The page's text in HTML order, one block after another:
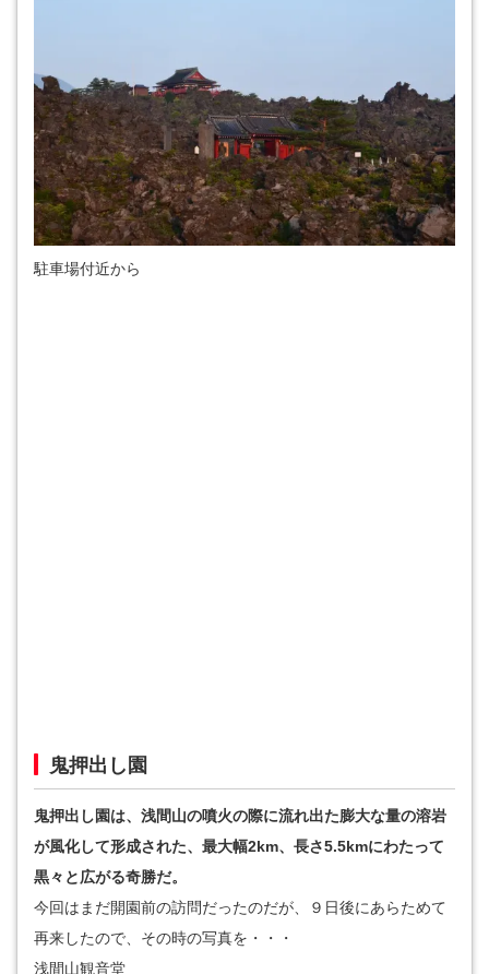
駐車場付近から
鬼押出し園
鬼押出し園は、浅間山の噴火の際に流れ出た膨大な量の溶岩
が風化して形成された、最大幅2km、長さ5.5kmにわたって
黒々と広がる奇勝だ。
今回はまだ開園前の訪問だったのだが、９日後にあらためて
再来したので、その時の写真を・・・
浅間山観音堂